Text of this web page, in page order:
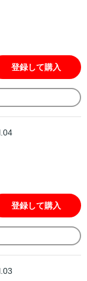
登録して購入
登録して購入